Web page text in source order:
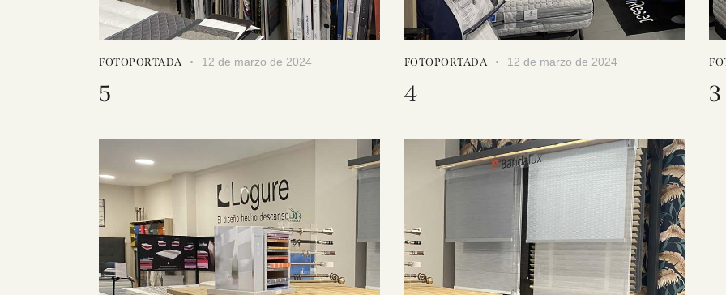
FOTOPORTADA 12 de marzo de 2024
5
FOTOPORTADA 12 de marzo de 2024
4 3